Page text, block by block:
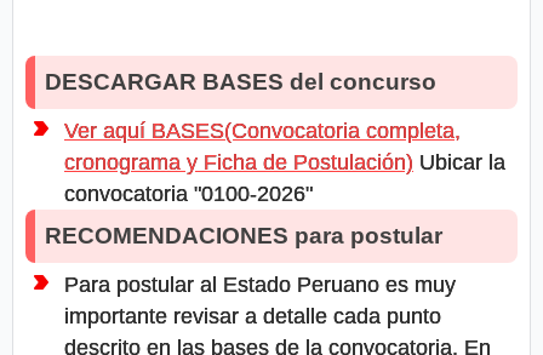
DESCARGAR BASES del concurso
Ver aquí BASES(Convocatoria completa,
cronograma y Ficha de Postulación) Ubicar la
convocatoria "0100-2026"
RECOMENDACIONES para postular
Para postular al Estado Peruano es muy
importante revisar a detalle cada punto
descrito en las bases de la convocatoria. En